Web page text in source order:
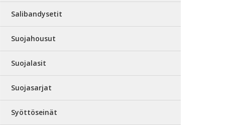
Salibandysetit
Suojahousut
Suojalasit
Suojasarjat
Syöttöseinät